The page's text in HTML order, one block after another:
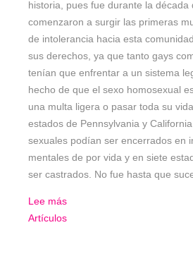
historia, pues fue durante la década
comenzaron a surgir las primeras
de intolerancia hacia esta
sus derechos, ya que tanto gays
tenían que enfrentar a un sistema
hecho de que el sexo homosexual
una multa ligera o pasar toda su
estados de Pennsylvania y
sexuales podían ser encerrados en
mentales de por vida y en siete
ser castrados. No fue hasta que
Lee más
Artículos